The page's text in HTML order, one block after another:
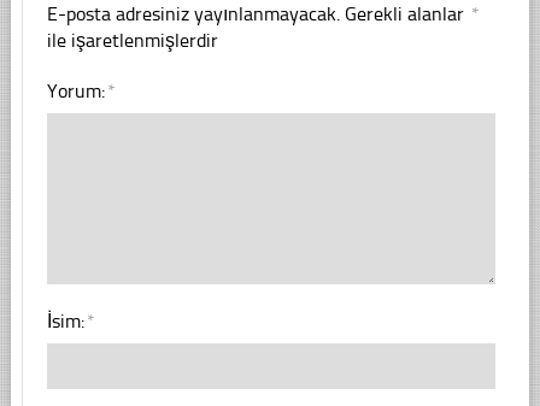
E-posta adresiniz yayınlanmayacak. Gerekli alanlar *
ile işaretlenmişlerdir
Yorum:*
İsim:*